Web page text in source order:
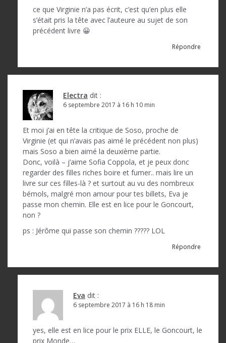
ce que Virginie n’a pas écrit, c’est qu’en plus elle
s’était pris la tête avec l’auteure au sujet de son
précédent livre 😀
Répondre
Electra dit :
6 septembre 2017 à 16 h 10 min
Et moi j’ai en tête la critique de Soso, proche de
Virginie (et qui n’avais pas aimé le précédent non plus)
mais Soso a bien aimé la deuxième partie.
Donc, voilà – j’aime Sofia Coppola, et je peux donc
regarder des filles riches boire et fumer.. mais lire un
livre sur ces filles-là ? et surtout au vu des nombreux
bémols, malgré mon amour pour tes billets, Eva je
passe mon chemin. Elle est en lice pour le Goncourt,
non ?
ps : Jérôme qui passe son chemin ????? LOL
Répondre
Eva dit :
6 septembre 2017 à 16 h 18 min
yes, elle est en lice pour le prix ELLE, le Goncourt, le
prix Monde…